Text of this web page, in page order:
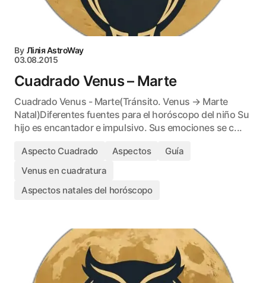
By Лілія AstroWay
03.08.2015
Cuadrado Venus – Marte
Cuadrado Venus - Marte(Tránsito. Venus → Marte
Natal)Diferentes fuentes para el horóscopo del niño Su
hijo es encantador e impulsivo. Sus emociones se c...
Aspecto Cuadrado Aspectos
Guía
Venus en cuadratura
Aspectos natales del horóscopo